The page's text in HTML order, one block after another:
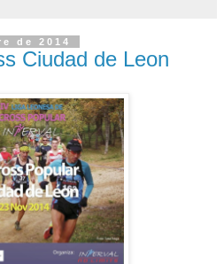
de 2014
Ciudad de Leon